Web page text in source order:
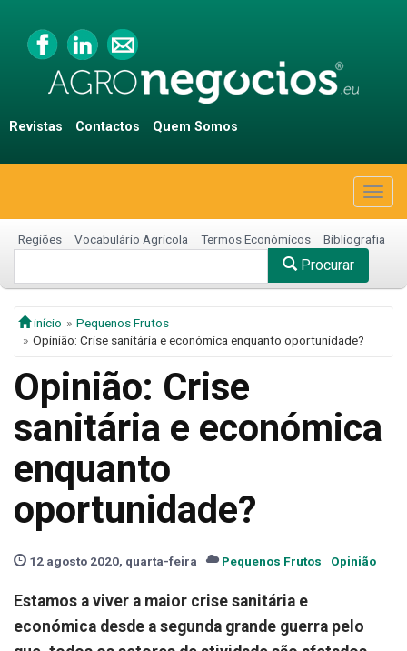
Revistas Contactos Quem Somos
Regiões Vocabulário Agrícola Termos Económicos Bibliografia
Procurar
início
Pequenos Frutos
Opinião: Crise sanitária e económica enquanto oportunidade?
Opinião: Crise
sanitária e económica
enquanto
oportunidade?
12 agosto 2020, quarta-feira Pequenos Frutos Opinião
Estamos a viver a maior crise sanitária e
económica desde a segunda grande guerra pelo